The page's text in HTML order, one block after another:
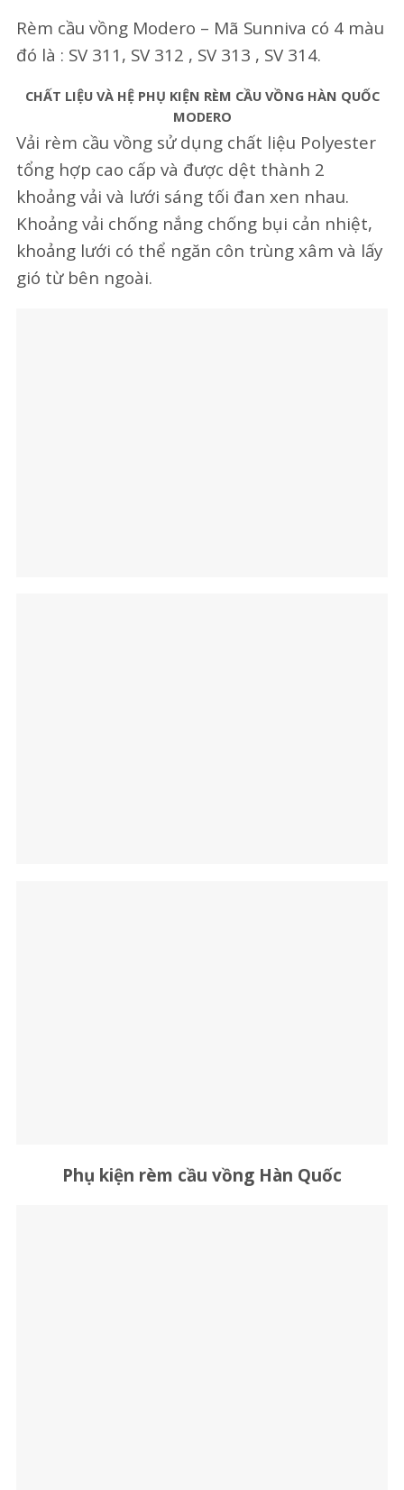
Rèm cầu vồng Modero – Mã Sunniva có 4 màu
đó là : SV 311, SV 312 , SV 313 , SV 314.
CHẤT LIỆU VÀ HỆ PHỤ KIỆN RÈM CẦU VỒNG HÀN QUỐC
MODERO
Vải rèm cầu vồng sử dụng chất liệu Polyester
tổng hợp cao cấp và được dệt thành 2
khoảng vải và lưới sáng tối đan xen nhau.
Khoảng vải chống nắng chống bụi cản nhiệt,
khoảng lưới có thể ngăn côn trùng xâm và lấy
gió từ bên ngoài.
Phụ kiện rèm cầu vồng Hàn Quốc